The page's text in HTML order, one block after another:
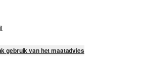
gebruik van het maatadvies